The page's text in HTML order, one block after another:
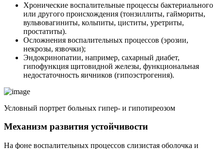
Хронические воспалительные процессы бактериального
или другого происхождения (тонзиллиты, гаймориты,
вульвовагиниты, кольпиты, циститы, уретриты,
простатиты).
Осложнения воспалительных процессов (эрозии,
некрозы, язвочки);
Эндокринопатии, например, сахарный диабет,
гипофункция щитовидной железы, функциональная
недостаточность яичников (гипоэстрогения).
Условный портрет больных гипер- и гипотиреозом
Механизм развития устойчивости
На фоне воспалительных процессов слизистая оболочка и